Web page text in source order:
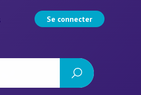
Se connecter